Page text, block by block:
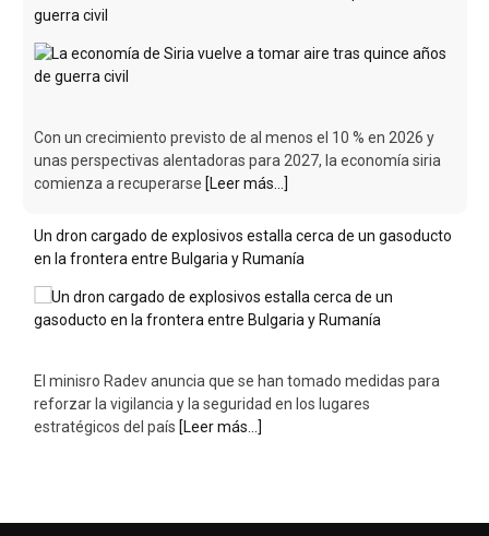
guerra civil
Con un crecimiento previsto de al menos el 10 % en 2026 y
unas perspectivas alentadoras para 2027, la economía siria
comienza a recuperarse [Leer más...]
Un dron cargado de explosivos estalla cerca de un gasoducto
en la frontera entre Bulgaria y Rumanía
El minisro Radev anuncia que se han tomado medidas para
reforzar la vigilancia y la seguridad en los lugares
estratégicos del país [Leer más...]